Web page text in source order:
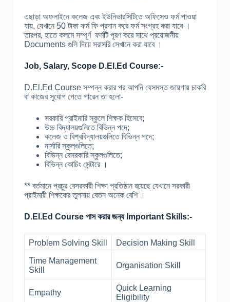
এছাড়া অফলাইনে কলেজ এবং ইউনিভারসিটিতে অফিসেও ফর্ম পাওয়া
যায়, যেখানে 50 টাকা ফর্ম ফি প্রদান করে ফর্ম সংগ্রহ করা যাবে ।
তারপর, হাতে কলমে সম্পূর্ণ ফর্মটি পূরণ করে সাথে প্রয়োজনীয়
Documents গুলি দিয়ে সরাসরি সেখানে করা যাবে ।
Job, Salary, Scope D.El.Ed Course:-
D.El.Ed Course সম্পন্ন করার পর আপনি যেসমস্ত জায়গায় চাকরি
বা কাজের সুযোগ পেতে পারেন তা হলো-
সরকারি প্রাইমারি স্কুলে শিক্ষক হিসেবে;
উচ্চ বিদ্যালয়গুলিতে বিভিন্ন পদে;
কলেজ ও বিশ্ববিদ্যালয়গুলিতে বিভিন্ন পদে;
নার্সারি স্কুলগুলিতে;
বিভিন্ন বেসরকারি স্কুলগুলিতে;
বিভিন্ন কোচিং সেন্টারে ।
** বর্তমানে প্রচুর বেসরকারী শিক্ষা প্রতিষ্ঠান রয়েছে যেখানে সরকারী
প্রাইমারী শিক্ষকের তুলনায় বেতন অনেক বেশি ।
D.El.Ed Course পাস করার জন্য Important Skills:-
Problem Solving Skill Decision Making Skill
Time Management
Skill
Organisation Skill
Empathy
Quick Learning
Eligibility